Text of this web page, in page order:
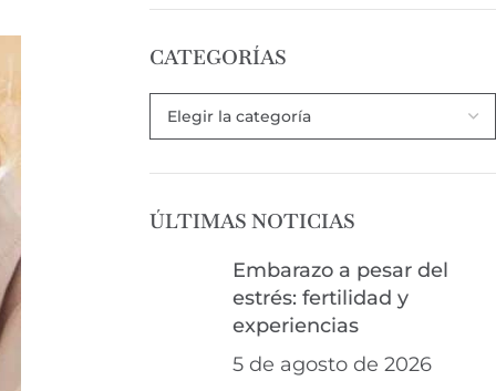
CATEGORÍAS
ÚLTIMAS NOTICIAS
Embarazo a pesar del
estrés: fertilidad y
experiencias
5 de agosto de 2026